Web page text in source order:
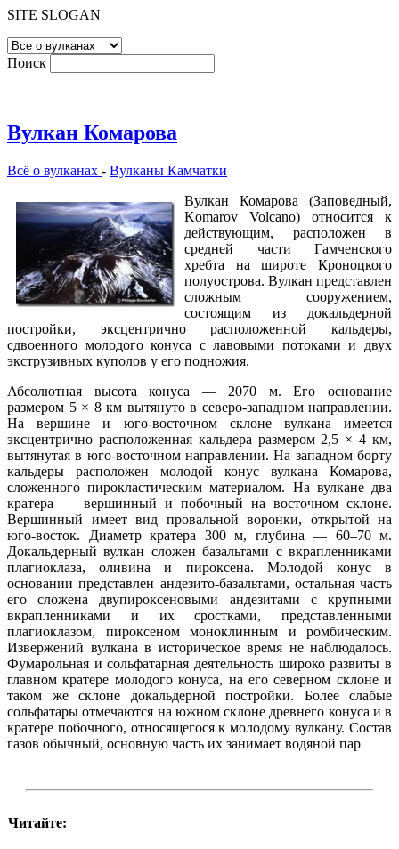
SITE SLOGAN
Поиск
Вулкан Комарова
Всё о вулканах - Вулканы Камчатки
Вулкан Комарова (Заповедный,
Komarov Volcano) относится к
действующим, расположен в
средней части Гамченского
хребта на широте Кроноцкого
полуострова. Вулкан представлен
сложным сооружением,
состоящим из докальдерной
постройки, эксцентрично расположенной кальдеры,
сдвоенного молодого конуса с лавовыми потоками и двух
экструзивных куполов у его подножия.
Абсолютная высота конуса — 2070 м. Его основание
размером 5 × 8 км вытянуто в северо-западном направлении.
На вершине и юго-восточном склоне вулкана имеется
эксцентрично расположенная кальдера размером 2,5 × 4 км,
вытянутая в юго-восточном направлении. На западном борту
кальдеры расположен молодой конус вулкана Комарова,
сложенного пирокластическим материалом. На вулкане два
кратера — вершинный и побочный на восточном склоне.
Вершинный имеет вид провальной воронки, открытой на
юго-восток. Диаметр кратера 300 м, глубина — 60–70 м.
Докальдерный вулкан сложен базальтами с вкрапленниками
плагиоклаза, оливина и пироксена. Молодой конус в
основании представлен андезито-базальтами, остальная часть
его сложена двупироксеновыми андезитами с крупными
вкрапленниками и их сростками, представленными
плагиоклазом, пироксеном моноклинным и ромбическим.
Извержений вулкана в историческое время не наблюдалось.
Фумарольная и сольфатарная деятельность широко развиты в
главном кратере молодого конуса, на его северном склоне и
таком же склоне докальдерной постройки. Более слабые
сольфатары отмечаются на южном склоне древнего конуса и в
кратере побочного, относящегося к молодому вулкану. Состав
газов обычный, основную часть их занимает водяной пар
Читайте: